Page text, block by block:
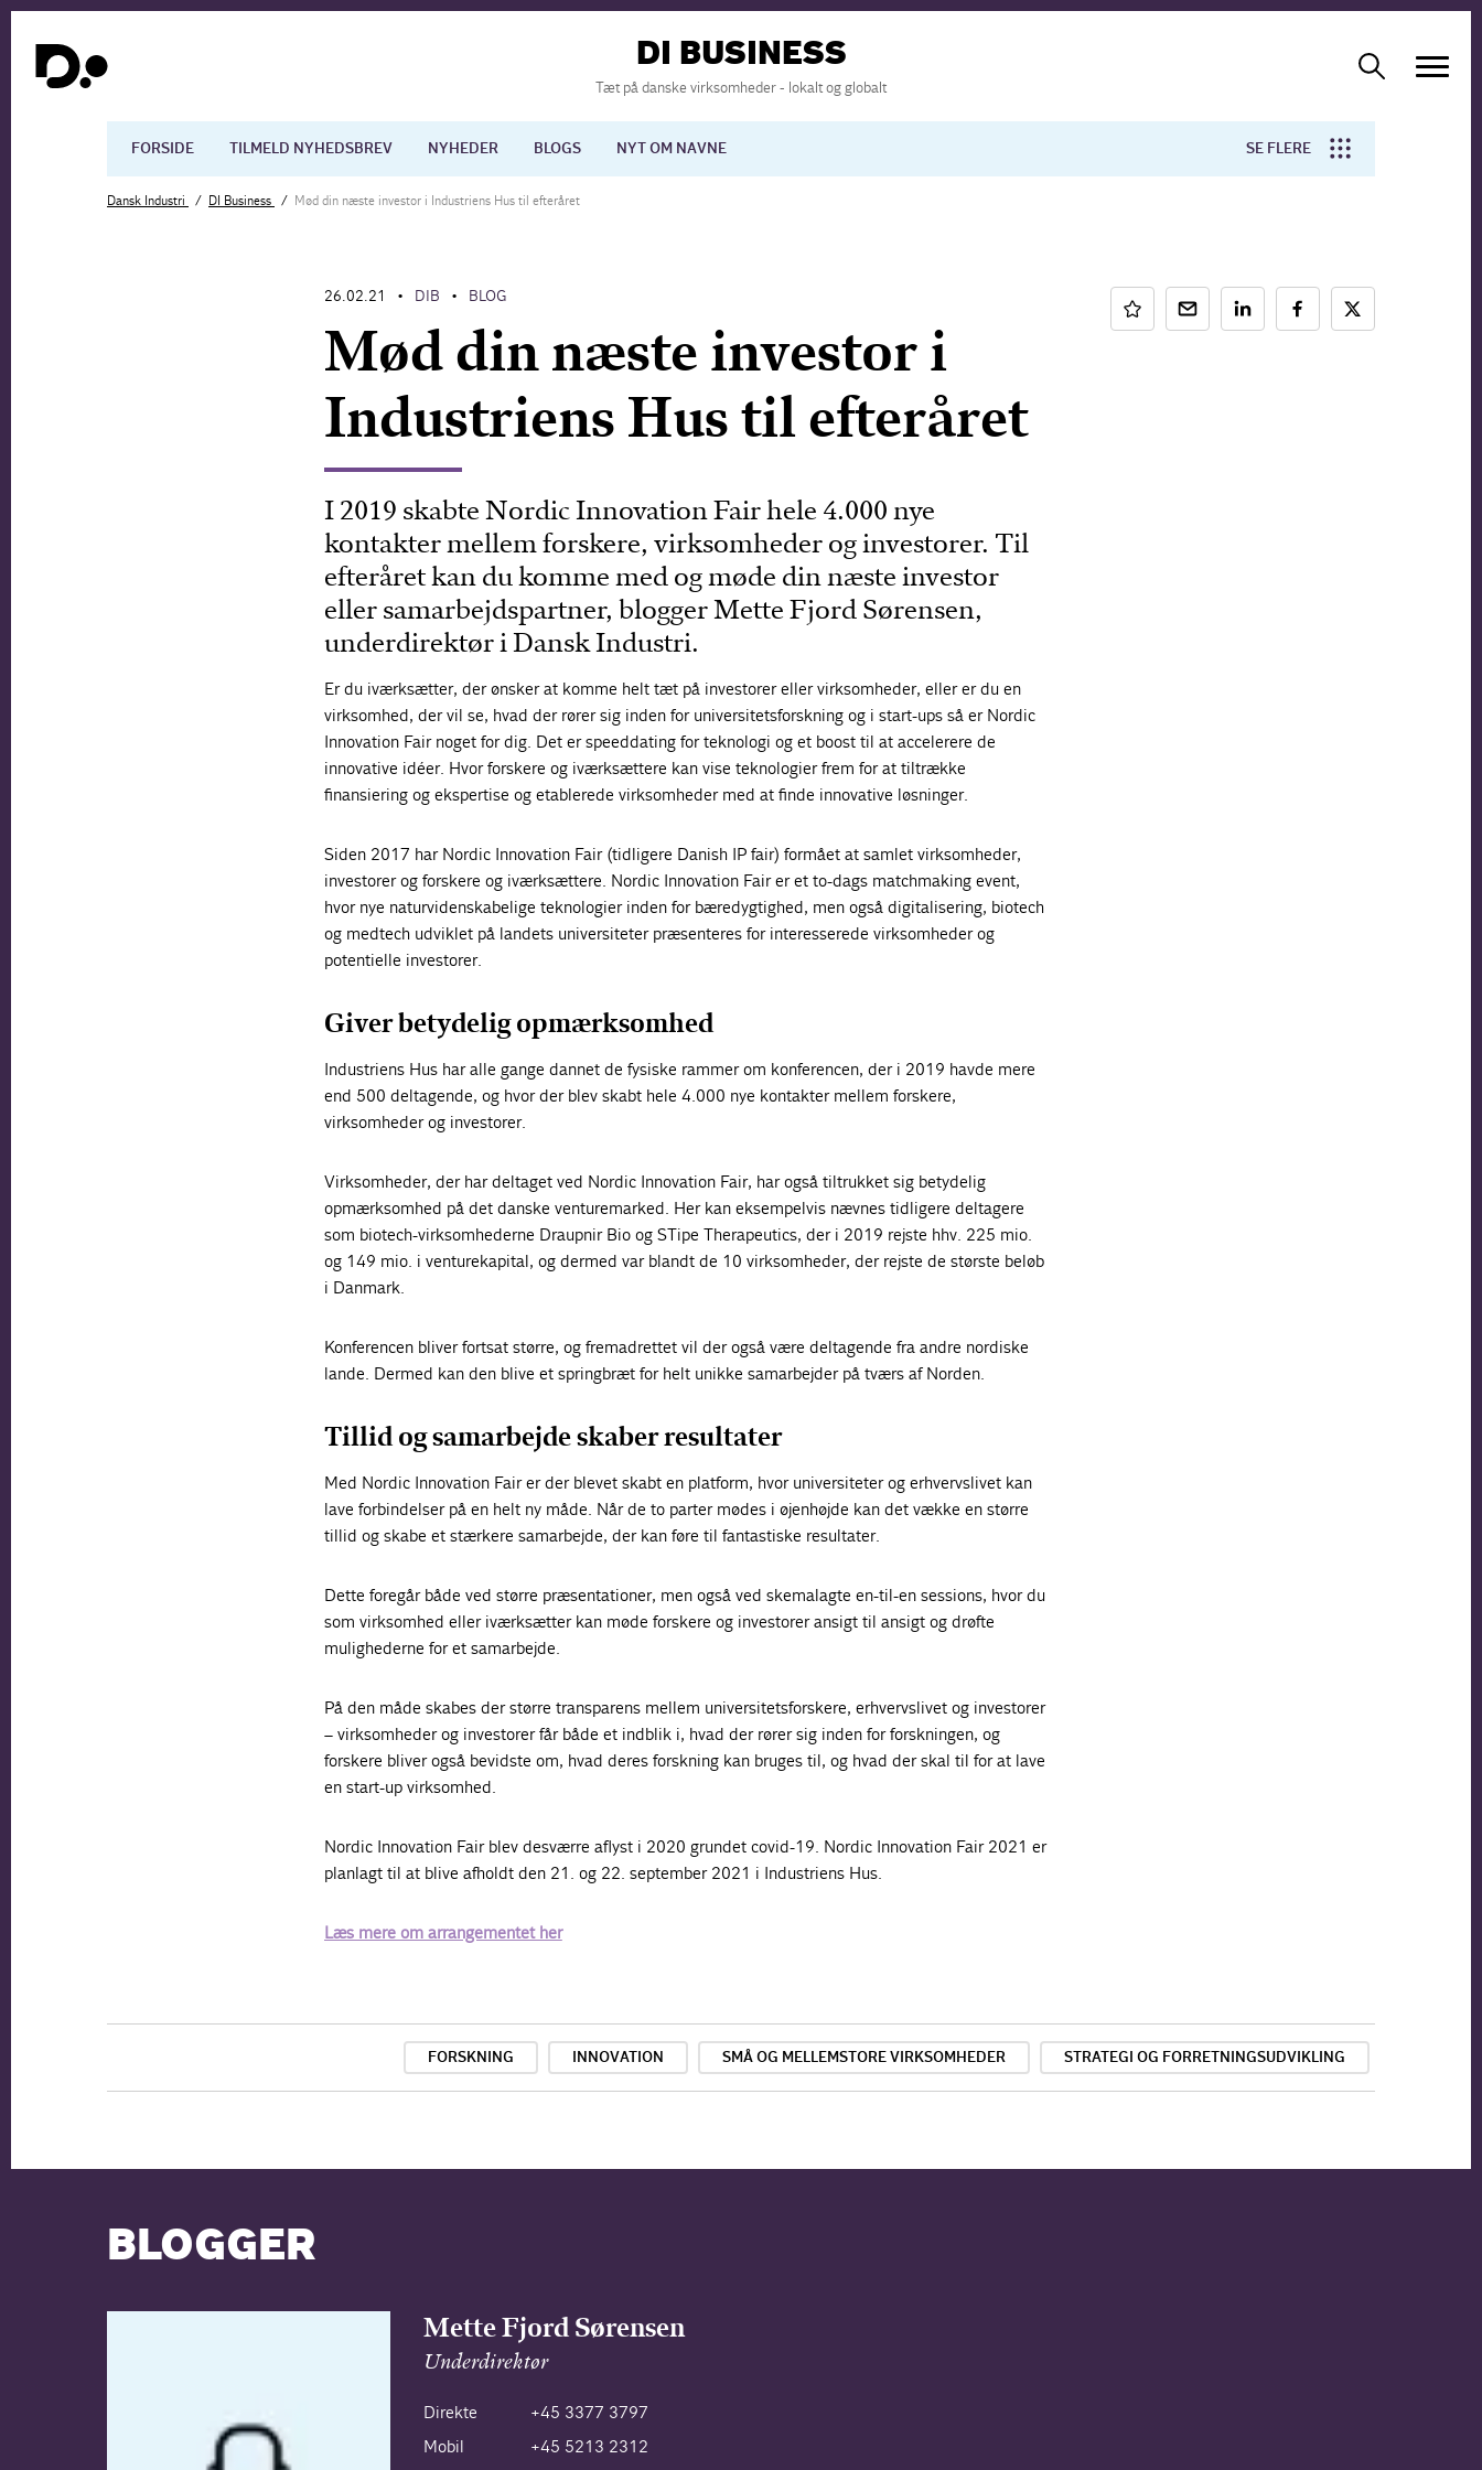
DI BUSINESS
Tæt på danske virksomheder - lokalt og globalt
FORSIDE TILMELD NYHEDSBREV NYHEDER BLOGS NYT OM NAVNE SE FLERE
Forskning
Dansk Industri DI Business Mød din næste investor i Industriens Hus til efteråret
26.02.21 • DIB • BLOG
Mød din næste investor i
Industriens Hus til efteråret
I 2019 skabte Nordic Innovation Fair hele 4.000 nye
kontakter mellem forskere, virksomheder og investorer. Til
efteråret kan du komme med og møde din næste investor
eller samarbejdspartner, blogger Mette Fjord Sørensen,
underdirektør i Dansk Industri.
Er du iværksætter, der ønsker at komme helt tæt på investorer eller virksomheder, eller er du en
virksomhed, der vil se, hvad der rører sig inden for universitetsforskning og i start-ups så er Nordic
Innovation Fair noget for dig. Det er speeddating for teknologi og et boost til at accelerere de
innovative idéer. Hvor forskere og iværksættere kan vise teknologier frem for at tiltrække
finansiering og ekspertise og etablerede virksomheder med at finde innovative løsninger.
Siden 2017 har Nordic Innovation Fair (tidligere Danish IP fair) formået at samlet virksomheder,
investorer og forskere og iværksættere. Nordic Innovation Fair er et to-dags matchmaking event,
hvor nye naturvidenskabelige teknologier inden for bæredygtighed, men også digitalisering, biotech
og medtech udviklet på landets universiteter præsenteres for interesserede virksomheder og
potentielle investorer.
Giver betydelig opmærksomhed
Industriens Hus har alle gange dannet de fysiske rammer om konferencen, der i 2019 havde mere
end 500 deltagende, og hvor der blev skabt hele 4.000 nye kontakter mellem forskere,
virksomheder og investorer.
Virksomheder, der har deltaget ved Nordic Innovation Fair, har også tiltrukket sig betydelig
opmærksomhed på det danske venturemarked. Her kan eksempelvis nævnes tidligere deltagere
som biotech-virksomhederne Draupnir Bio og STipe Therapeutics, der i 2019 rejste hhv. 225 mio.
og 149 mio. i venturekapital, og dermed var blandt de 10 virksomheder, der rejste de største beløb
i Danmark.
Konferencen bliver fortsat større, og fremadrettet vil der også være deltagende fra andre nordiske
lande. Dermed kan den blive et springbræt for helt unikke samarbejder på tværs af Norden.
Tillid og samarbejde skaber resultater
Med Nordic Innovation Fair er der blevet skabt en platform, hvor universiteter og erhvervslivet kan
lave forbindelser på en helt ny måde. Når de to parter mødes i øjenhøjde kan det vække en større
tillid og skabe et stærkere samarbejde, der kan føre til fantastiske resultater.
Dette foregår både ved større præsentationer, men også ved skemalagte en-til-en sessions, hvor du
som virksomhed eller iværksætter kan møde forskere og investorer ansigt til ansigt og drøfte
mulighederne for et samarbejde.
På den måde skabes der større transparens mellem universitetsforskere, erhvervslivet og investorer
– virksomheder og investorer får både et indblik i, hvad der rører sig inden for forskningen, og
forskere bliver også bevidste om, hvad deres forskning kan bruges til, og hvad der skal til for at lave
en start-up virksomhed.
Nordic Innovation Fair blev desværre aflyst i 2020 grundet covid-19. Nordic Innovation Fair 2021 er
planlagt til at blive afholdt den 21. og 22. september 2021 i Industriens Hus.
Læs mere om arrangementet her
FORSKNING INNOVATION SMÅ OG MELLEMSTORE VIRKSOMHEDER STRATEGI OG FORRETNINGSUDVIKLING
BLOGGER
Mette Fjord Sørensen
Underdirektør
Direkte
+45 3377 3797
Mobil
+45 5213 2312